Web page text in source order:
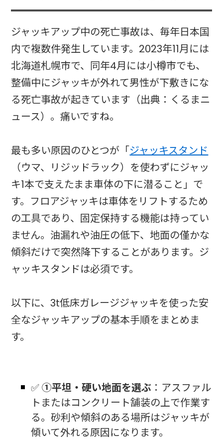
ジャッキアップ中の死亡事故は、毎年日本国
内で複数件発生しています。2023年11月には
北海道札幌市で、同年4月には小樽市でも、
整備中にジャッキが外れて男性が下敷きにな
る死亡事故が起きています（出典：くるまニ
ュース）。痛いですね。
最も多い原因のひとつが「ジャッキスタンド
（ウマ、リジッドラック）を使わずにジャッ
キ1本で支えたまま車体の下に潜ること」で
す。フロアジャッキは車体をリフトするため
の工具であり、固定保持する機能は持ってい
ません。油漏れや油圧の低下、地面の僅かな
傾斜だけで突然降下することがあります。ジ
ャッキスタンドは必須です。
以下に、3t低床ガレージジャッキを使った安
全なジャッキアップの基本手順をまとめま
す。
✅①平坦・硬い地面を選ぶ ：アスファル
トまたはコンクリート舗装の上で作業す
る。砂利や傾斜のある場所はジャッキが
傾いて外れる原因になります。